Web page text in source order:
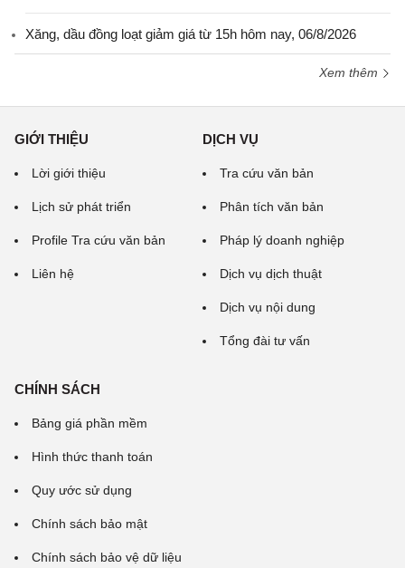
Xăng, dầu đồng loạt giảm giá từ 15h hôm nay, 06/8/2026
Xem thêm
GIỚI THIỆU
Lời giới thiệu
Lịch sử phát triển
Profile Tra cứu văn bản
Liên hệ
DỊCH VỤ
Tra cứu văn bản
Phân tích văn bản
Pháp lý doanh nghiệp
Dịch vụ dịch thuật
Dịch vụ nội dung
Tổng đài tư vấn
CHÍNH SÁCH
Bảng giá phần mềm
Hình thức thanh toán
Quy ước sử dụng
Chính sách bảo mật
Chính sách bảo vệ dữ liệu